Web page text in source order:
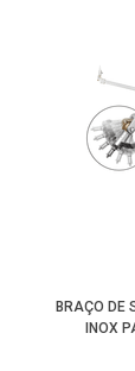
BRAÇO DE
INOX